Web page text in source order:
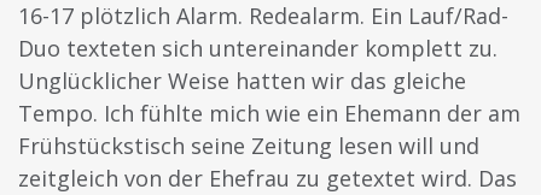
16-17 plötzlich Alarm. Redealarm. Ein Lauf/Rad-
Duo texteten sich untereinander komplett zu.
Unglücklicher Weise hatten wir das gleiche
Tempo. Ich fühlte mich wie ein Ehemann der am
Frühstückstisch seine Zeitung lesen will und
zeitgleich von der Ehefrau zu getextet wird. Das